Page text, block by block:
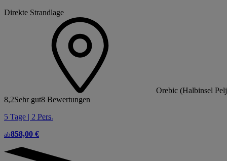
Direkte Strandlage
Orebic (Halbinsel
8,2Sehr gut8 Bewertungen
5 Tage | 2 Pers.
ab858,00 €